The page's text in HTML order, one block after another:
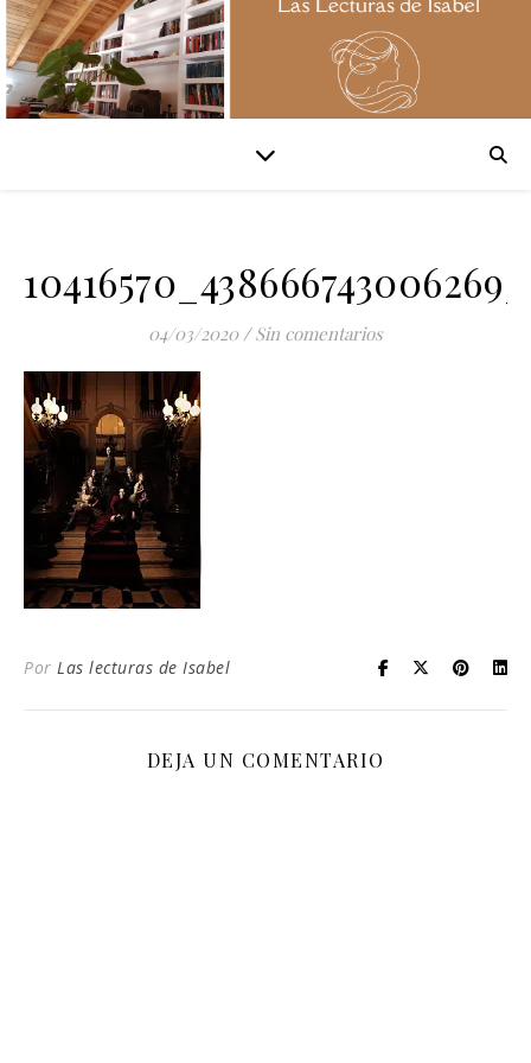
04/03/2020 / Sin comentarios
Por Las lecturas de Isabel
DEJA UN COMENTARIO